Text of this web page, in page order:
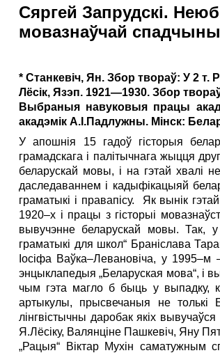
Сяргей Запрудскі.
мовазнаўчай спадчыны
* Станкевіч, Ян. Збор твораў: У 2 т.
Лёсік, Язэп. 1921—1930. Збор
Выбраныя навуковыя працы
акадэмік А.І.Падлужны. Мінск:
У апошнія 15 гадоў гісторыя
грамадскага і палітычнага жыцця
беларускай мовы, і на гэтай хвалі
даследаваннем і кадыфікацыяй
граматыкі і правапісу. Як вынік
1920–х і працы з гісторыі
вывучэнне беларускай мовы. Так, у
граматыкі для школ“ Браніслава
Іосіфа Ваўка–Левановіча, у
энцыклапедыя „Беларуская мова“, і
чым гэта магло б быць у выпадку,
артыкулы, прысвечаныя не толькі
лінгвістычны даробак якіх
Я.Лёсіку, Валянціне Пашкевіч, Яну
„Рацыя“ Віктар Мухін саматужным